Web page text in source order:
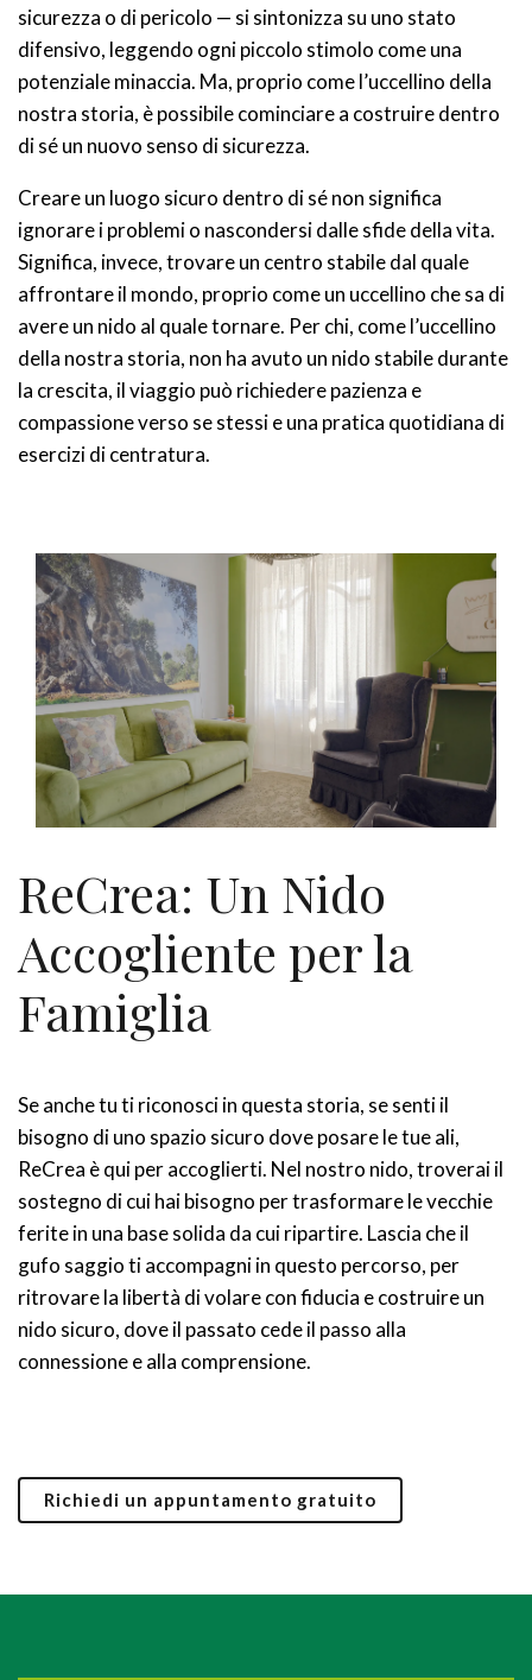
sicurezza o di pericolo — si sintonizza su uno stato
difensivo, leggendo ogni piccolo stimolo come una
potenziale minaccia. Ma, proprio come l’uccellino della
nostra storia, è possibile cominciare a costruire dentro
di sé un nuovo senso di sicurezza.
Creare un luogo sicuro dentro di sé non significa
ignorare i problemi o nascondersi dalle sfide della vita.
Significa, invece, trovare un centro stabile dal quale
affrontare il mondo, proprio come un uccellino che sa di
avere un nido al quale tornare. Per chi, come l’uccellino
della nostra storia, non ha avuto un nido stabile durante
la crescita, il viaggio può richiedere pazienza e
compassione verso se stessi e una pratica quotidiana di
esercizi di centratura.
ReCrea: Un Nido
Accogliente per la
Famiglia
Se anche tu ti riconosci in questa storia, se senti il
bisogno di uno spazio sicuro dove posare le tue ali,
ReCrea è qui per accoglierti. Nel nostro nido, troverai il
sostegno di cui hai bisogno per trasformare le vecchie
ferite in una base solida da cui ripartire. Lascia che il
gufo saggio ti accompagni in questo percorso, per
ritrovare la libertà di volare con fiducia e costruire un
nido sicuro, dove il passato cede il passo alla
connessione e alla comprensione.
Richiedi un appuntamento gratuito